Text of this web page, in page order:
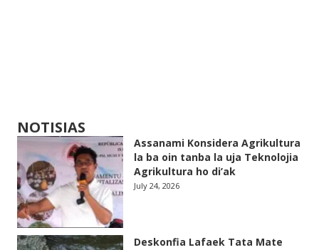
NOTISIAS
Assanami Konsidera Agrikultura
la ba oin tanba la uja Teknolojia
Agrikultura ho di’ak
July 24, 2026
Deskonfia Lafaek Tata Mate